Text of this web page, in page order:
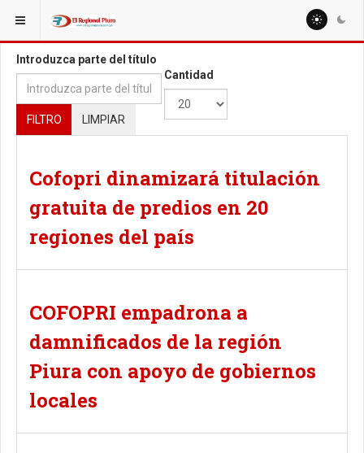
ESTÁ AQUÍ: TAGS
Introduzca parte del título
FILTRO LIMPIAR
Cantidad
Cofopri dinamizará titulación
gratuita de predios en 20
regiones del país
COFOPRI empadrona a
damnificados de la región
Piura con apoyo de gobiernos
locales